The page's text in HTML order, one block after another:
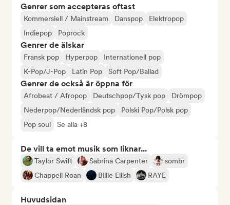
Genrer som accepteras oftast
Kommersiell / Mainstream Danspop
Elektropop
Indiepop
Poprock
Genrer de älskar
Fransk pop Hyperpop
Internationell pop
K-Pop/J-Pop
Latin Pop Soft Pop/Ballad
Genrer de också är öppna för
Afrobeat / Afropop Deutschpop/Tysk pop
Drömpop
Nederpop/Nederländsk pop
Polski Pop/Polsk pop
Pop soul
Se alla +8
De vill ta emot musik som liknar...
Taylor Swift Sabrina Carpenter
sombr
Chappell Roan
Billie Eilish RAYE
Huvudsidan